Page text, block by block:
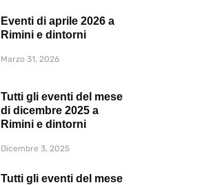
Eventi di aprile 2026 a
Rimini e dintorni
Marzo 31, 2026
Tutti gli eventi del mese
di dicembre 2025 a
Rimini e dintorni
Dicembre 3, 2025
Tutti gli eventi del mese